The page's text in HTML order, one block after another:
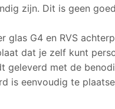
zijn. Dit is geen
G4 en RVS
dat je zelf kunt
geleverd met de
is eenvoudig te